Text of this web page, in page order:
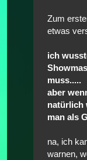
Zum
etwas
ich
muss.....
aber
natürlich
man als
na, ich
warnen,